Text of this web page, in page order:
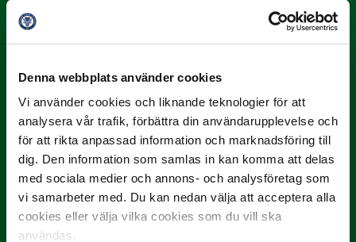
Denna webbplats använder cookies
Vi använder cookies och liknande teknologier för att
analysera vår trafik, förbättra din användarupplevelse och
för att rikta anpassad information och marknadsföring till
dig. Den information som samlas in kan komma att delas
med sociala medier och annons- och analysföretag som
vi samarbeter med. Du kan nedan välja att acceptera alla
cookies eller välja vilka cookies som du vill ska
användas.
3 JULI
Rösta på Månadens Spelare i juni
Yttrar gör…